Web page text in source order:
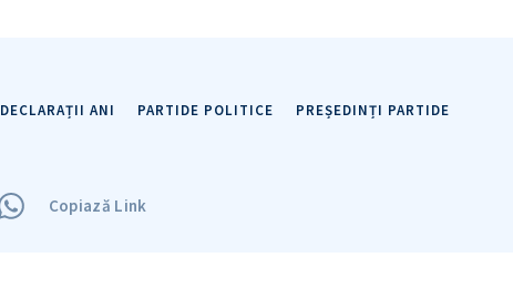
DECLARAȚII ANI PARTIDE POLITICE PREȘEDINȚI PARTIDE
Copiază Link